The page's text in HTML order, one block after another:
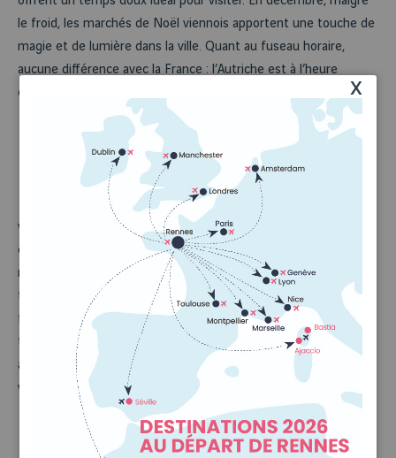
le froid, les marchés de Noël viennois apportent une touche de
magie et de lumière dans la ville. Quant au fuseau horaire,
aucune différence avec la France : l’Autriche est à l’heure
d’Europe centrale (GMT+1) comme chez nous.
Monnaie et langue
L’Autriche ayant l’euro (€) pour monnaie, vous n’aurez pas à
vous soucier du change – un avantage appréciable. La langue
officielle est l’allemand (avec un accent autrichien). À Vienne, la
majorité des habitants, notamment les plus jeunes et ceux
travaillant dans le tourisme, parlent très bien anglais, ce qui
facilite les échanges si vous ne parlez pas allemand. Vous
trouverez d’ailleurs souvent des informations touristiques en
anglais dans les musées et autres sites fréquentés par les
visiteurs.
x